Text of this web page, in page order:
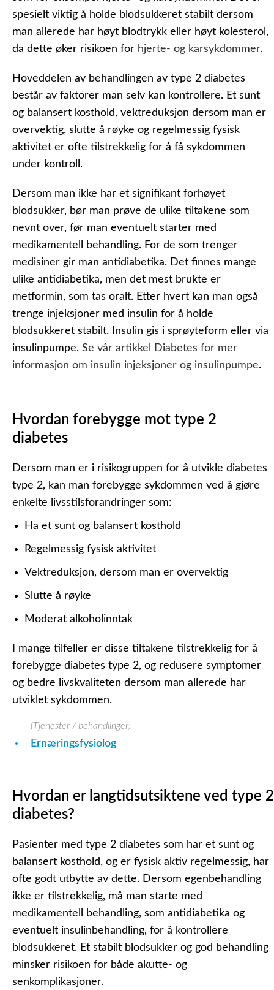
spesielt viktig å holde blodsukkeret stabilt dersom
man allerede har høyt blodtrykk eller høyt kolesterol,
da dette øker risikoen for hjerte- og karsykdommer.
Hoveddelen av behandlingen av type 2 diabetes
består av faktorer man selv kan kontrollere. Et sunt
og balansert kosthold, vektreduksjon dersom man er
overvektig, slutte å røyke og regelmessig fysisk
aktivitet er ofte tilstrekkelig for å få sykdommen
under kontroll.
Dersom man ikke har et signifikant forhøyet
blodsukker, bør man prøve de ulike tiltakene som
nevnt over, før man eventuelt starter med
medikamentell behandling. For de som trenger
medisiner gir man antidiabetika. Det finnes mange
ulike antidiabetika, men det mest brukte er
metformin, som tas oralt. Etter hvert kan man også
trenge injeksjoner med insulin for å holde
blodsukkeret stabilt. Insulin gis i sprøyteform eller via
insulinpumpe. Se vår artikkel Diabetes for mer
informasjon om insulin injeksjoner og insulinpumpe.
Hvordan forebygge mot type 2
diabetes
Dersom man er i risikogruppen for å utvikle diabetes
type 2, kan man forebygge sykdommen ved å gjøre
enkelte livsstilsforandringer som:
Ha et sunt og balansert kosthold
Regelmessig fysisk aktivitet
Vektreduksjon, dersom man er overvektig
Slutte å røyke
Moderat alkoholinntak
I mange tilfeller er disse tiltakene tilstrekkelig for å
forebygge diabetes type 2, og redusere symptomer
og bedre livskvaliteten dersom man allerede har
utviklet sykdommen.
(Tjenester / behandlinger)
Ernæringsfysiolog
Hvordan er langtidsutsiktene ved type 2
diabetes?
Pasienter med type 2 diabetes som har et sunt og
balansert kosthold, og er fysisk aktiv regelmessig, har
ofte godt utbytte av dette. Dersom egenbehandling
ikke er tilstrekkelig, må man starte med
medikamentell behandling, som antidiabetika og
eventuelt insulinbehandling, for å kontrollere
blodsukkeret. Et stabilt blodsukker og god behandling
minsker risikoen for både akutte- og
senkomplikasjoner.